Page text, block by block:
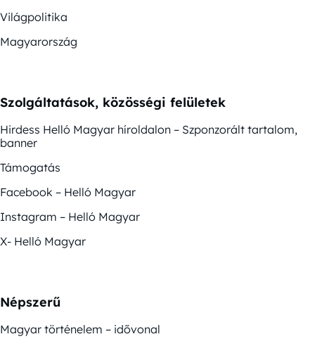
Világpolitika
Magyarország
Szolgáltatások, közösségi felületek
Hirdess Helló Magyar híroldalon – Szponzorált tartalom,
banner
Támogatás
Facebook – Helló Magyar
Instagram – Helló Magyar
X- Helló Magyar
Népszerű
Magyar történelem – idővonal